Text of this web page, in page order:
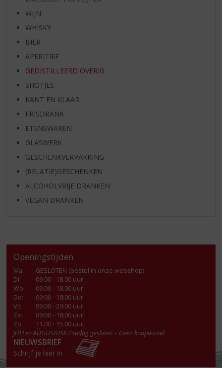
WIJN
WHISKY
BIER
APERITIEF
GEDISTILLEERD OVERIG
SHOTJES
KANT EN KLAAR
FRISDRANK
ETENSWAREN
GLASWERK
GESCHENKVERPAKKING
(RELATIE)GESCHENKEN
ALCOHOLVRIJE DRANKEN
VEGAN DRANKEN
Openingstijden
Ma:
GESLOTEN (bestel in onze webshop)
Di:
09.00 - 18.00 uur
Wo:
09.00 - 18.00 uur
Do:
09:00 - 18:00 uur
Vr:
09:00 - 20:00 uur
Za:
09:00 - 18:00 uur
Zo:
11.00 - 15.00 uur
JULI en AUGUSTUS!! Zondag gesloten + Geen koopavond
NIEUWSBRIEF
Schrijf je hier in